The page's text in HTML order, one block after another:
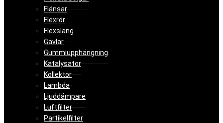
Flänsar
Flexrör
Flexslang
Gavlar
Gummiupphängning
Katalysator
Kollektor
Lambda
Ljuddämpare
Luftfilter
Partikelfilter